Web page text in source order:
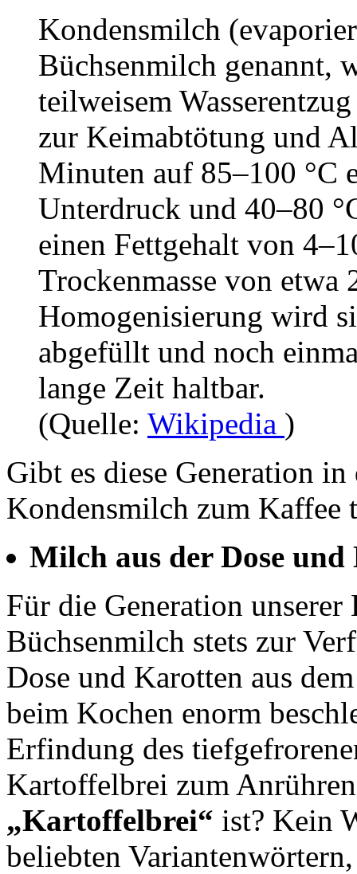
Kondensmilch
Büchsenmilch genannt,
teilweisem
zur Keimabtötung und
Minuten auf 85–100 °C
Unterdruck und 40–80
einen Fettgehalt von
Trockenmasse von etwa
Homogenisierung wird
abgefüllt und noch
lange Zeit haltbar.
(Quelle: Wikipedia )
Gibt es diese Generation
Kondensmilch zum Kaffee
Milch aus der Dose
Für die Generation
Büchsenmilch stets zur
Dose und Karotten aus
beim Kochen enorm
Erfindung des
Kartoffelbrei zum
„Kartoffelbrei“ ist? Kein
beliebten